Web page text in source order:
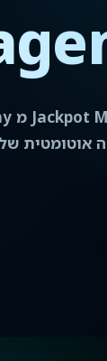
אוטומטית